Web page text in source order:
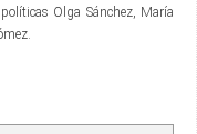
Olga Sánchez, María